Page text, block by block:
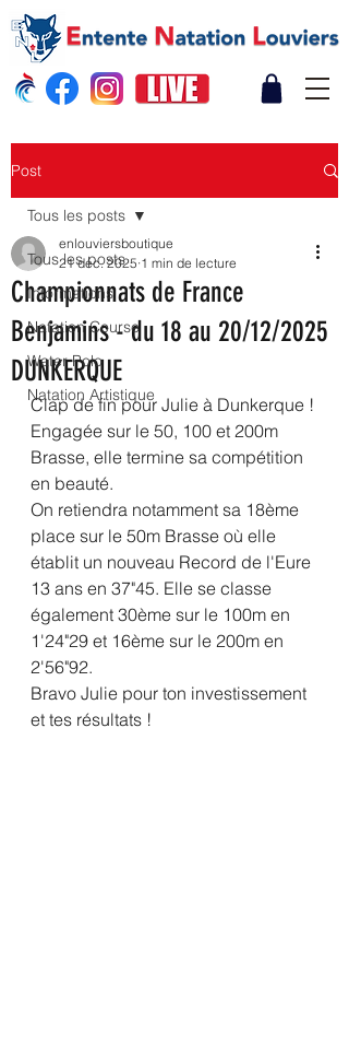
Post
Tous les posts
Informations
Natation Course
Water Polo
Natation Artistique
Tous les posts
Championnats de France
Benjamins - du 18 au 20/12/2025
DUNKERQUE
enlouviersboutique
21 déc. 2025 1 min de lecture
Clap de fin pour Julie à Dunkerque !
Engagée sur le 50, 100 et 200m
Brasse, elle termine sa compétition
en beauté.
On retiendra notamment sa 18ème
place sur le 50m Brasse où elle
établit un nouveau Record de l'Eure
13 ans en 37"45. Elle se classe
également 30ème sur le 100m en
1'24"29 et 16ème sur le 200m en
2'56"92.
Bravo Julie pour ton investissement
et tes résultats !